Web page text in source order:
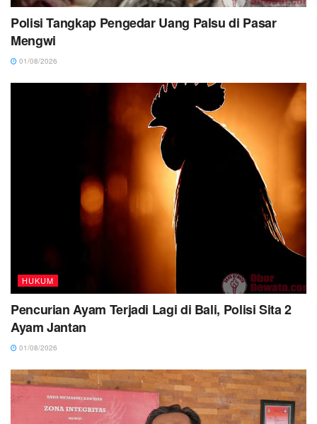
Polisi Tangkap Pengedar Uang Palsu di Pasar
Mengwi
01/08/2026
HUKUM
Pencurian Ayam Terjadi Lagi di Bali, Polisi Sita 2
Ayam Jantan
01/08/2026